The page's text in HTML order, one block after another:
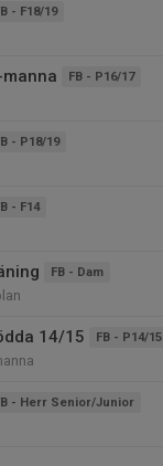
- F18/19
FB - P16/17
- P18/19
- F14
FB - Dam
14/15 FB - P14/15
- Herr Senior/Junior